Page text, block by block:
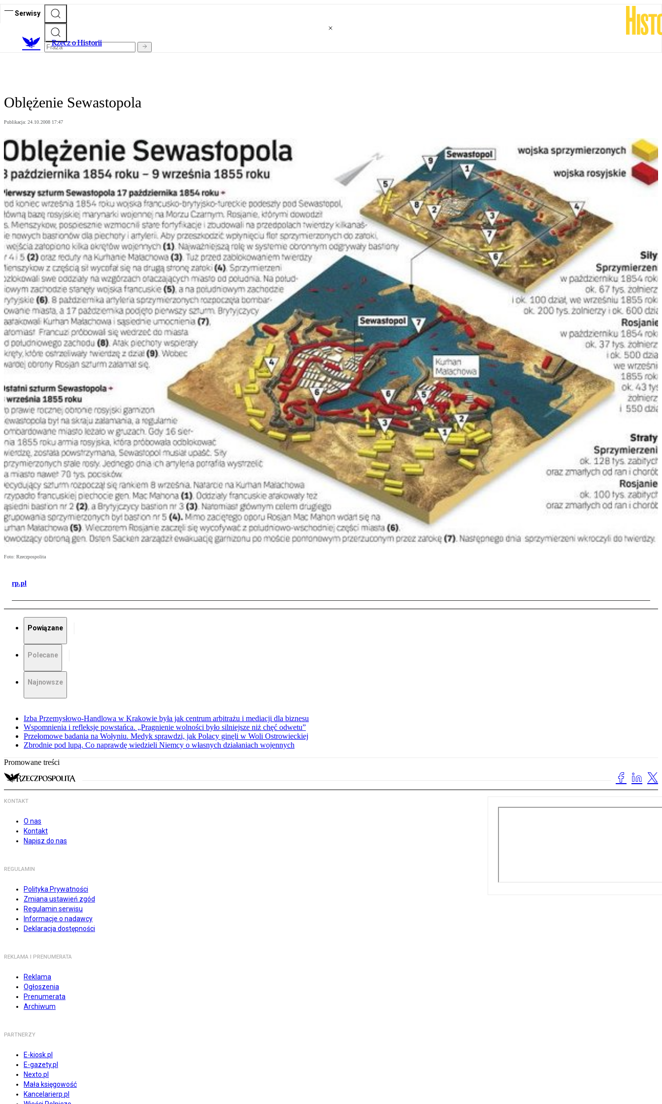
Serwisy
Rzecz o Historii
Oblężenie Sewastopola
Publikacja: 24.10.2008 17:47
Foto: Rzeczpospolita
rp.pl
Powiązane
Polecane
Najnowsze
Izba Przemysłowo-Handlowa w Krakowie była jak centrum arbitrażu i mediacji dla biznesu
Wspomnienia i refleksje powstańca. „Pragnienie wolności było silniejsze niż chęć odwetu”
Przełomowe badania na Wołyniu. Medyk sprawdzi, jak Polacy ginęli w Woli Ostrowieckiej
Zbrodnie pod lupą. Co naprawdę wiedzieli Niemcy o własnych działaniach wojennych
Promowane treści
KONTAKT
O nas
Kontakt
Napisz do nas
REGULAMIN
Polityka Prywatności
Zmiana ustawień zgód
Regulamin serwisu
Informacje o nadawcy
Deklaracja dostępności
REKLAMA I PRENUMERATA
Reklama
Ogłoszenia
Prenumerata
Archiwum
PARTNERZY
E-kiosk.pl
E-gazety.pl
Nexto.pl
Mała księgowość
Kancelarierp.pl